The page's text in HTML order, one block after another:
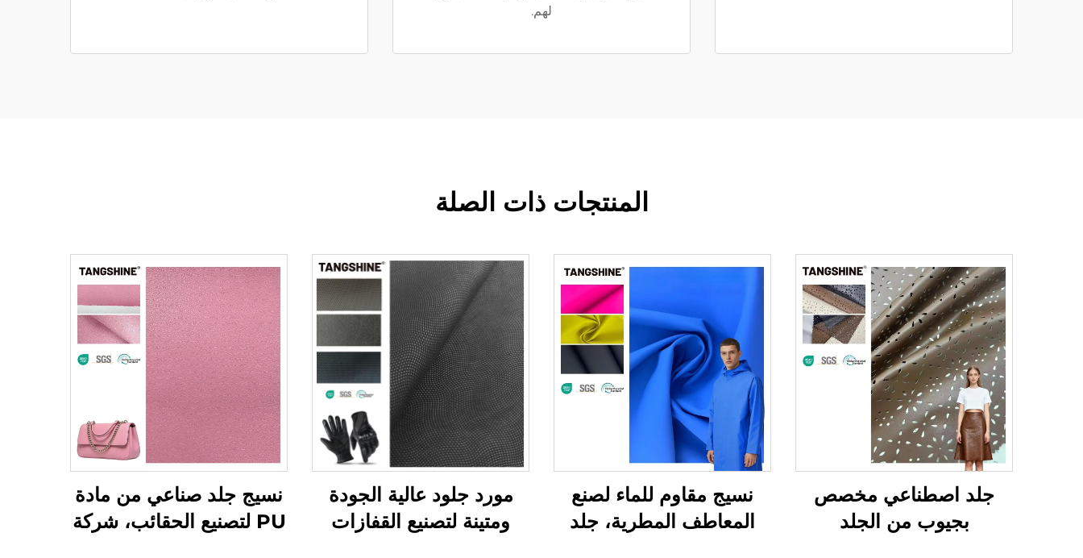
لهم.
المنتجات ذات الصلة
جلد اصطناعي مخصص
بجيوب من الجلد
نسيج مقاوم للماء لصنع
المعاطف المطرية، جلد
مورد جلود عالية الجودة
ومتينة لتصنيع القفازات
نسيج جلد صناعي من مادة
PU لتصنيع الحقائب، شركة